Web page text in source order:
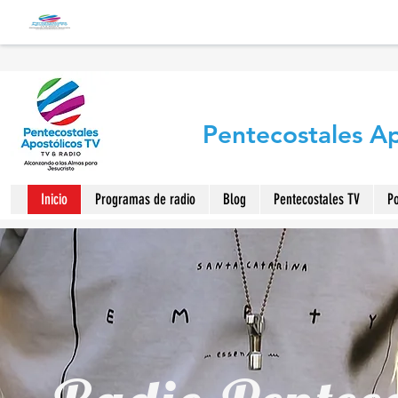
Pentecostales
Inicio Programas de radio Blog Pentecostales TV
Radio Pentecostales Apostólicos